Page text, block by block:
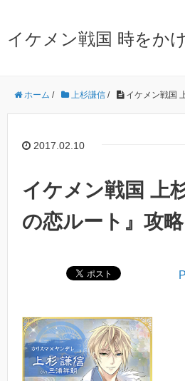
イケメン戦国 時をか
ホーム / 上杉謙信 / イケメン戦国
2017.02.10
イケメン戦国 上
の恋ルート』攻略